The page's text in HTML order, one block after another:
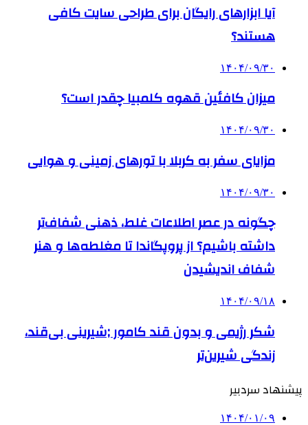
آیا ابزارهای رایگان برای طراحی سایت کافی
هستند؟
۱۴۰۴/۰۹/۳۰
میزان کافئین قهوه کلمبیا چقدر است؟
۱۴۰۴/۰۹/۳۰
مزایای سفر به کربلا با تورهای زمینی و هوایی
۱۴۰۴/۰۹/۳۰
چگونه در عصر اطلاعات غلط، ذهنی شفاف‌تر
داشته باشیم؟ از پروپگاندا تا مغلطه‌ها و هنر
شفاف اندیشیدن
۱۴۰۴/۰۹/۱۸
شکر رژیمی و بدون قند کامور ;شیرینی بی‌قند،
زندگی شیرین‌تر
پیشنهاد سردبیر
۱۴۰۴/۰۱/۰۹